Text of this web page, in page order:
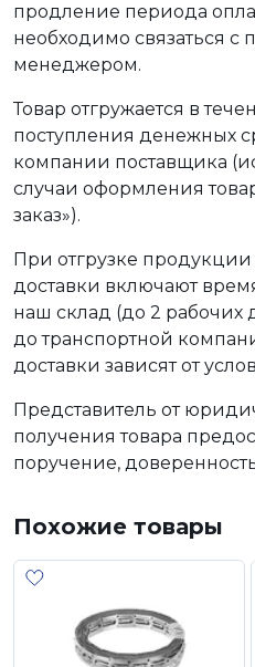
продление периода
необходимо связаться с
менеджером.
Товар отгружается в
поступления денежных
компании поставщика
случаи оформления
заказ»).
При отгрузке
доставки включают
наш склад (до 2 рабочих
до транспортной
доставки зависят от
Представитель от
получения товара
поручение,
Похожие товары